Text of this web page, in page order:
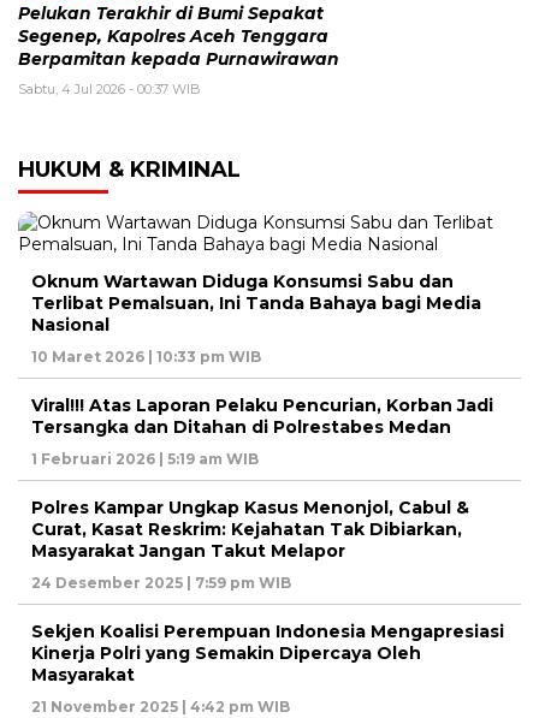
Pelukan Terakhir di Bumi Sepakat
Segenep, Kapolres Aceh Tenggara
Berpamitan kepada Purnawirawan
Sabtu, 4 Jul 2026 - 00:37 WIB
HUKUM & KRIMINAL
Oknum Wartawan Diduga Konsumsi Sabu dan
Terlibat Pemalsuan, Ini Tanda Bahaya bagi Media
Nasional
10 Maret 2026 | 10:33 pm WIB
Viral!!! Atas Laporan Pelaku Pencurian, Korban Jadi
Tersangka dan Ditahan di Polrestabes Medan
1 Februari 2026 | 5:19 am WIB
Polres Kampar Ungkap Kasus Menonjol, Cabul &
Curat, Kasat Reskrim: Kejahatan Tak Dibiarkan,
Masyarakat Jangan Takut Melapor
24 Desember 2025 | 7:59 pm WIB
Sekjen Koalisi Perempuan Indonesia Mengapresiasi
Kinerja Polri yang Semakin Dipercaya Oleh
Masyarakat
21 November 2025 | 4:42 pm WIB